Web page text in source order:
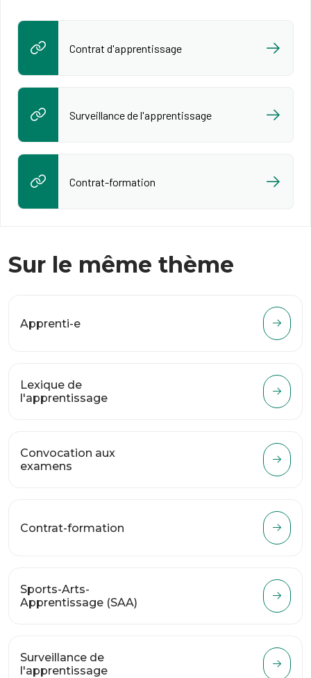
Contrat d'apprentissage
Surveillance de l'apprentissage
Contrat-formation
Sur le même thème
Apprenti-e
Lexique de
l'apprentissage
Convocation aux
examens
Contrat-formation
Sports-Arts-
Apprentissage (SAA)
Surveillance de
l'apprentissage